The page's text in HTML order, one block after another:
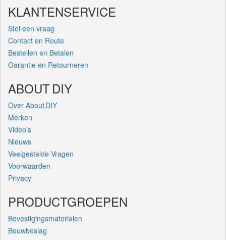
KLANTENSERVICE
Stel een vraag
Contact en Route
Bestellen en Betalen
Garantie en Retourneren
ABOUT DIY
Over About DIY
Merken
Video's
Nieuws
Veelgestelde Vragen
Voorwaarden
Privacy
PRODUCTGROEPEN
Bevestigingsmaterialen
Bouwbeslag